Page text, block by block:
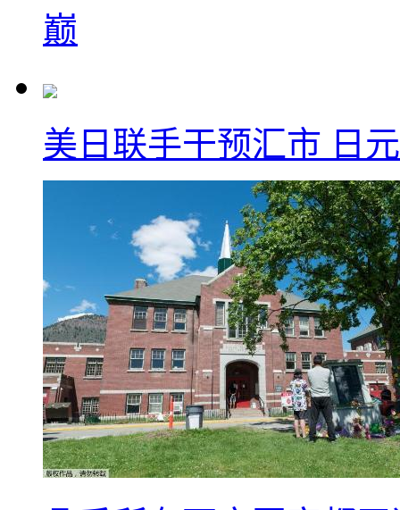
巅
美日联手干预汇市 日